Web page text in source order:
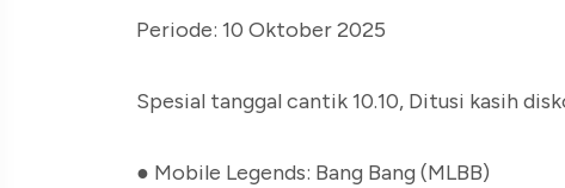
Periode: 10 Oktober 2025
Spesial tanggal cantik 10.10, Ditusi kasih
● Mobile Legends: Bang Bang (MLBB)